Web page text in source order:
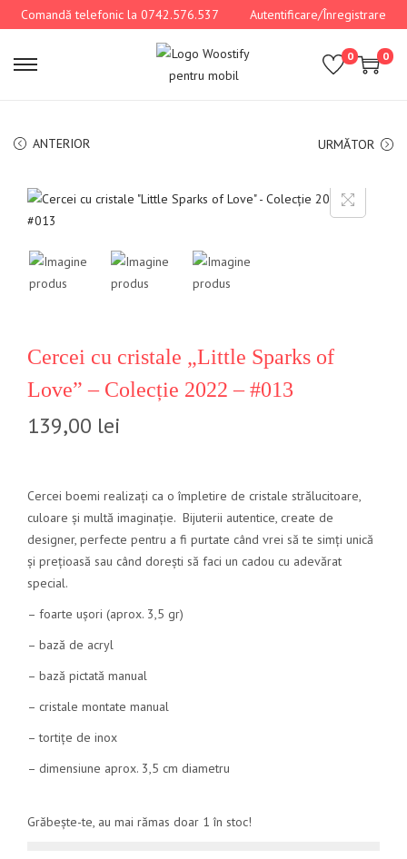
Comandă telefonic la 0742.576.537 Autentificare/Înregistrare
0 0
ANTERIOR URMĂTOR
Cercei cu cristale „Little Sparks of
Love” – Colecție 2022 – #013
139,00 lei
Cercei boemi realizați ca o împletire de cristale strălucitoare,
culoare și multă imaginație. Bijuterii autentice, create de
designer, perfecte pentru a fi purtate când vrei să te simți unică
și prețioasă sau când dorești să faci un cadou cu adevărat
special.
– foarte ușori (aprox. 3,5 gr)
– bază de acryl
– bază pictată manual
– cristale montate manual
– tortițe de inox
– dimensiune aprox. 3,5 cm diametru
Grăbește-te, au mai rămas doar 1 în stoc!